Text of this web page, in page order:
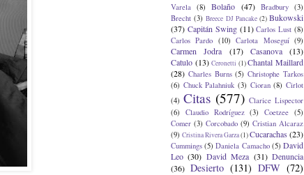
Varela
(8) Bolaño (47) Bradbury (3)
Brecht (3) Breece DJ Pancake (2) Bukowski
(37) Capitán Swing (11) Carlos Lust (8)
Carlos Pardo (10) Carlota Moseguí (9)
Carmen Jodra (17) Casanova
(13)
Catulo (13) Ceronetti (1) Chantal Maillard
(28) Charles Burns (5) Christophe Tarkos
(6) Chuck Palahniuk (3) Cioran (8) Cirlot
(4) Citas (577) Clarice Lispector
(6)
Claudio Rodríguez (3) Coetzee (5)
Comer (3) Corcobado (9) Cristian Alcaraz
(9) Cristina Rivera Garza(1)Cucarachas (23)
Cummings (5) Daniela Camacho (5) David
Leo (30) David Meza (31) Denuncia
(36) Desierto (131) DFW (72)